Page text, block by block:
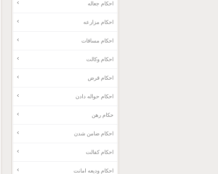
احکام جعاله
احکام مزارعه
احکام مساقات
احکام وکالت
احکام قرض
احکام حواله دادن
حکام رهن
احکام ضامن شدن
احکام کفالت
احکام ودیعه امانت